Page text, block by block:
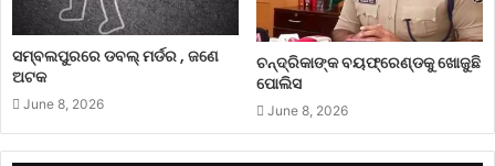
ସମ୍ବଲପୁରରେ ଡବଲ୍ ମର୍ଡର , ଜଣେ
ଅଟକ
June 8, 2026
ଚନ୍ଦ୍ରିକାଙ୍କ ବୟଫ୍ରେଣ୍ଡକୁ ଖୋଜୁଛି
ପୋଲିସ
June 8, 2026